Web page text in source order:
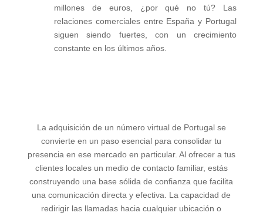
millones de euros, ¿por qué no tú? Las
relaciones comerciales entre España y Portugal
siguen siendo fuertes, con un crecimiento
constante en los últimos años.
La adquisición de un número virtual de Portugal se
convierte en un paso esencial para consolidar tu
presencia en ese mercado en particular. Al ofrecer a tus
clientes locales un medio de contacto familiar, estás
construyendo una base sólida de confianza que facilita
una comunicación directa y efectiva. La capacidad de
redirigir las llamadas hacia cualquier ubicación o